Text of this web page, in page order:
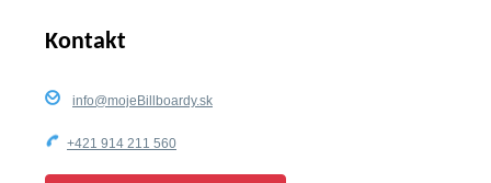
Kontakt
info@mojeBillboardy.sk
+421 914 211 560